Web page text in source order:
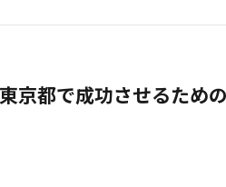
京都で成功させるため